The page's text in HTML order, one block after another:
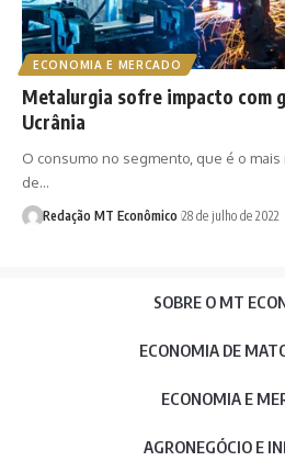
ECONOMIA E MERCADO
Metalurgia sofre impacto com
Ucrânia
O consumo no segmento, que é o
de…
Redação MT Econômico 28 de julho de 2022
SOBRE O MT
ECONOMIA DE
ECONOMIA E
AGRONEGÓCIO E